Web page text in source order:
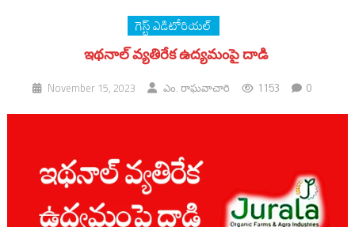
గెస్ట్ ఎడిటోరియల్
ఇథనాల్ వ్యతిరేక ఉద్యమంపై దాడి
November 15, 2023 ఎం. రాఘవాచారి 1153 0